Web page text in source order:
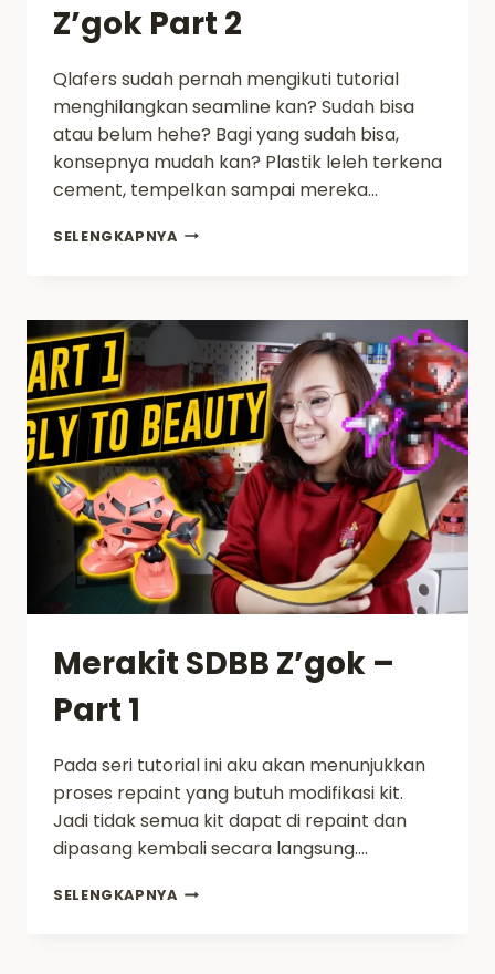
Z’gok Part 2
Qlafers sudah pernah mengikuti tutorial
menghilangkan seamline kan? Sudah bisa
atau belum hehe? Bagi yang sudah bisa,
konsepnya mudah kan? Plastik leleh terkena
cement, tempelkan sampai mereka…
SELENGKAPNYA MODIFIKASI
BISA
HILANG
DAN
BISA
DIKEMBALIKAN
KE
TEMPAT
SEMULA
SETELAH
REPAINT
–
SDBB
Z’GOK
PART
Merakit SDBB Z’gok –
Part 1
Pada seri tutorial ini aku akan menunjukkan
proses repaint yang butuh modifikasi kit.
Jadi tidak semua kit dapat di repaint dan
dipasang kembali secara langsung….
SELENGKAPNYA MERAKIT